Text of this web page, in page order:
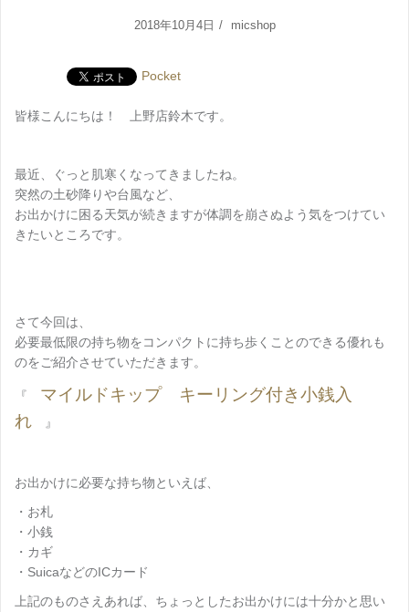
2018年10月4日 micshop
Pocket
皆様こんにちは！ 上野店鈴木です。
最近、ぐっと肌寒くなってきましたね。
突然の土砂降りや台風など、
お出かけに困る天気が続きますが体調を崩さぬよう気をつけてい
きたいところです。
さて今回は、
必要最低限の持ち物をコンパクトに持ち歩くことのできる優れも
のをご紹介させていただきます。
『 マイルドキップ キーリング付き小銭入
れ 』
お出かけに必要な持ち物といえば、
・お札
・小銭
・カギ
・SuicaなどのICカード
上記のものさえあれば、ちょっとしたお出かけには十分かと思い